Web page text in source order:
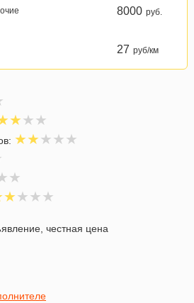
8000 руб.
27 руб/км
честная цена